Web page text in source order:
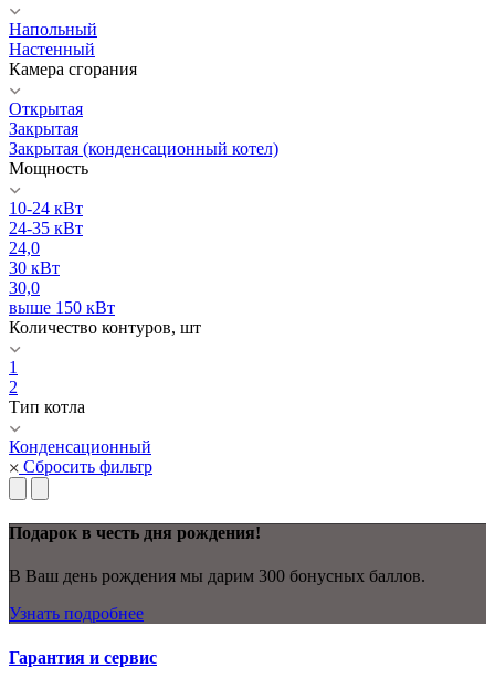
Напольный
Настенный
Камера сгорания
Открытая
Закрытая
Закрытая (конденсационный котел)
Мощность
10-24 кВт
24-35 кВт
24,0
30 кВт
30,0
выше 150 кВт
Количество контуров, шт
1
2
Тип котла
Конденсационный
Сбросить фильтр
Подарок в честь дня рождения!
В Ваш день рождения мы дарим 300 бонусных баллов.
Узнать подробнее
Гарантия и сервис